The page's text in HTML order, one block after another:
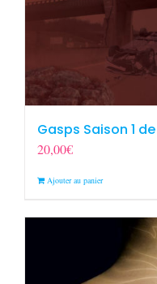
Gasps Saison 1
20,00€
Ajouter au panier